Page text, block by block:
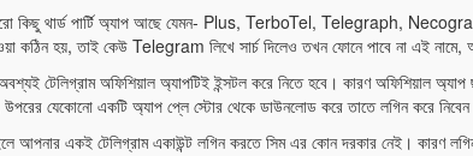
কিছু থার্ড পার্টি অ্যাপ আছে যেমন- Plus, TerboTel, Telegraph,
কঠিন হয়, তাই কেউ Telegram লিখে সার্চ দিলেও তখন ফোনে পাবে না এই
টেলিগ্রাম অফিশিয়াল অ্যাপটিই ইন্সটল করে নিতে হবে। কারণ অফিশিয়াল
যেকোনো একটি অ্যাপ প্লে স্টোর থেকে ডাউনলোড করে তাতে লগিন করে
একই টেলিগ্রাম একাউন্ট লগিন করতে সিম এর কোন দরকার নেই। কারণ